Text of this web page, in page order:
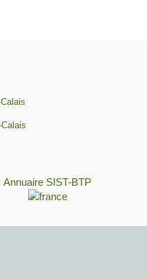
Annuaire SIST-BTP